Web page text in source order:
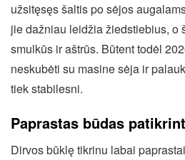
užsitęsęs šaltis po sėjos
jie dažniau leidžia žiedstiebius, o
smulkūs ir aštrūs. Būtent todėl
neskubėti su masine sėja ir
tiek stabilesni.
Paprastas būdas
Dirvos būklę tikrinu labai